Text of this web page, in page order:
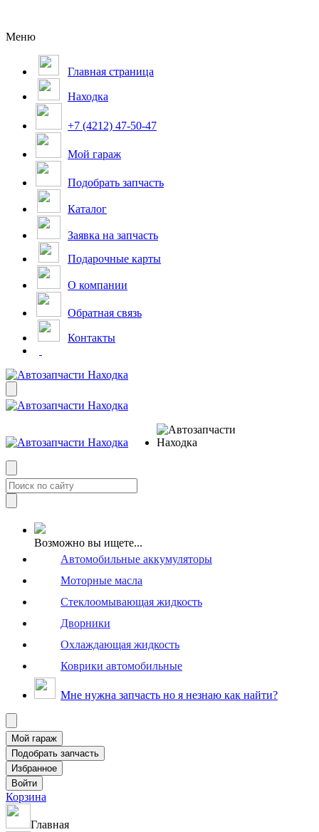
Меню
Главная страница
Находка
+7 (4212) 47-50-47
Мой гараж
Подобрать запчасть
Каталог
Заявка на запчасть
Подарочные карты
О компании
Обратная связь
Контакты
Возможно вы ищете...
Автомобильные аккумуляторы
Моторные масла
Стеклоомывающая жидкость
Дворники
Охлаждающая жидкость
Коврики автомобильные
Мне нужна запчасть но я незнаю как найти?
Корзина
Главная